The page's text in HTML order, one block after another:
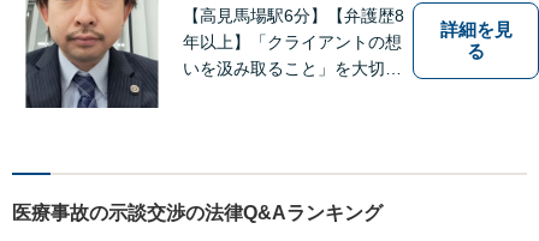
可】
【高見馬場駅6分】【弁護歴8
年以上】「クライアントの想
いを汲み取ること」を大切に
いく解決になるよう、精一杯
尽力いたします。【対応分野
多数！】
詳細を見
る
医療事故の示談交渉の法律Q&Aランキング